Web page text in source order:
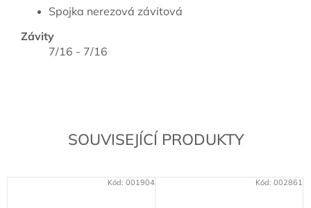
SOUVISEJÍCÍ PRODUKTY
Kód: 001904 Kód: 002861
Spojka nerezová závitová
Závity
7/16 - 7/16